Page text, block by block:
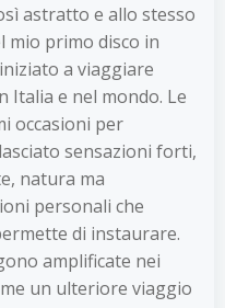
astratto e allo stesso
mio primo disco in
a viaggiare
Italia e nel mondo. Le
occasioni per
sensazioni forti,
natura ma
personali che
di instaurare.
amplificate nei
un ulteriore viaggio